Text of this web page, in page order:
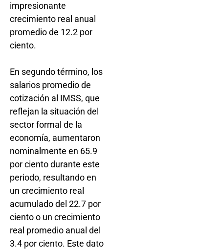
impresionante
crecimiento real anual
promedio de 12.2 por
ciento.
En segundo término, los
salarios promedio de
cotización al IMSS, que
reflejan la situación del
sector formal de la
economía, aumentaron
nominalmente en 65.9
por ciento durante este
periodo, resultando en
un crecimiento real
acumulado del 22.7 por
ciento o un crecimiento
real promedio anual del
3.4 por ciento. Este dato